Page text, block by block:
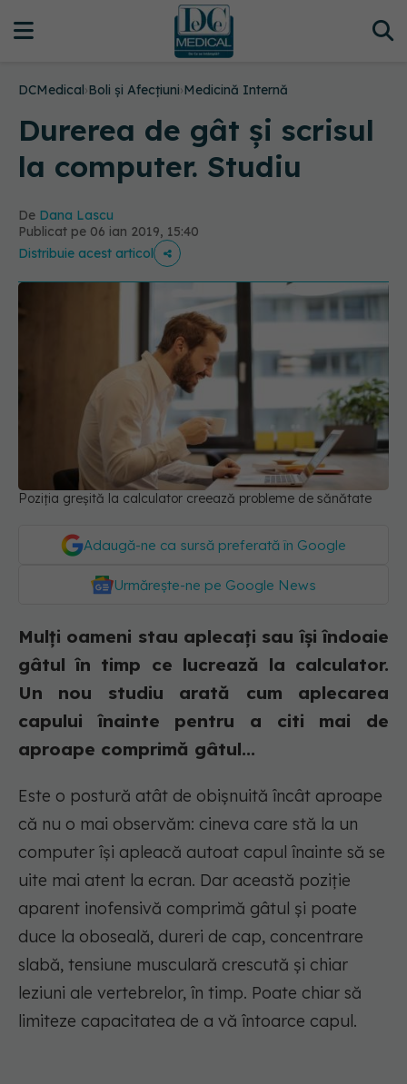
DCMedical›Boli și Afecțiuni›Medicină Internă
Durerea de gât și scrisul
la computer. Studiu
De Dana Lascu
Publicat pe 06 ian 2019, 15:40
Distribuie acest articol
Poziția greșită la calculator creează probleme de sănătate
Adaugă-ne ca sursă preferată în Google
Urmărește-ne pe Google News
Mulți oameni stau aplecați sau își îndoaie
gâtul în timp ce lucrează la calculator.
Un nou studiu arată cum aplecarea
capului înainte pentru a citi mai de
aproape comprimă gâtul...
Este o postură atât de obișnuită încât aproape
că nu o mai observăm: cineva care stă la un
computer își apleacă autoat capul înainte să se
uite mai atent la ecran. Dar această poziție
aparent inofensivă comprimă gâtul și poate
duce la oboseală, dureri de cap, concentrare
slabă, tensiune musculară crescută și chiar
leziuni ale vertebrelor, în timp. Poate chiar să
limiteze capacitatea de a vă întoarce capul.